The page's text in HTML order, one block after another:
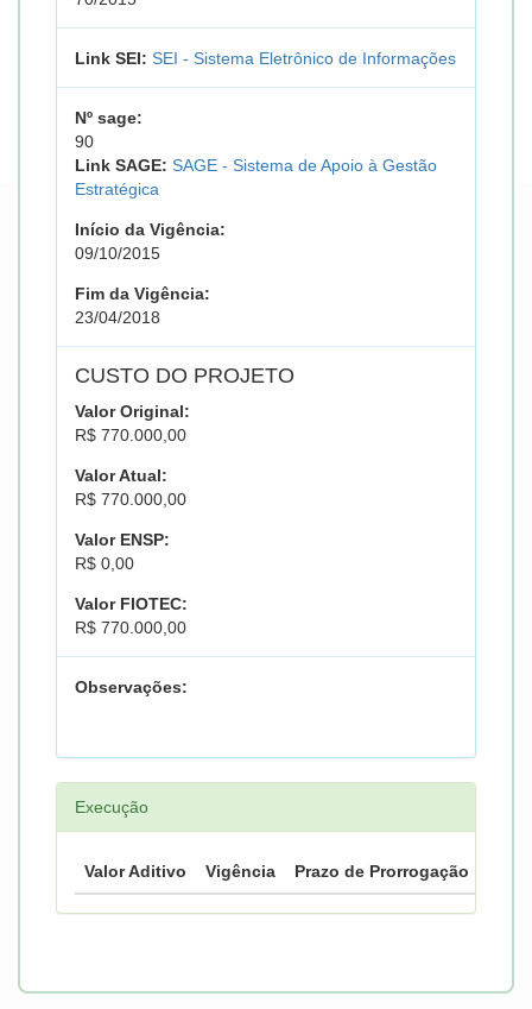
Link SEI: SEI - Sistema Eletrônico de Informações
Nº sage:
90
Link SAGE: SAGE - Sistema de Apoio à Gestão
Estratégica
Início da Vigência:
09/10/2015
Fim da Vigência:
23/04/2018
CUSTO DO PROJETO
Valor Original:
R$ 770.000,00
Valor Atual:
R$ 770.000,00
Valor ENSP:
R$ 0,00
Valor FIOTEC:
R$ 770.000,00
Observações:
Execução
Valor Aditivo Vigência Prazo de Prorrogação